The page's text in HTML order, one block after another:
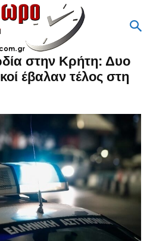
στην Κρήτη: Δυο
έβαλαν τέλος στη